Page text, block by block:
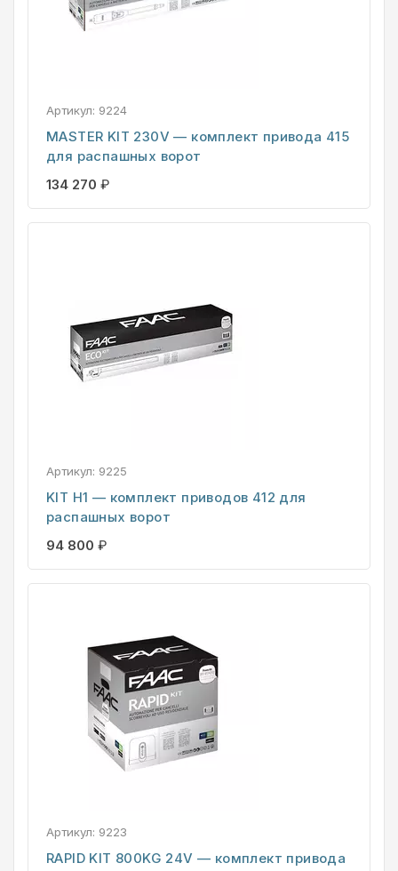
Артикул: 9224
MASTER KIT 230V — комплект привода 415
для распашных ворот
134 270 ₽
Артикул: 9225
KIT H1 — комплект приводов 412 для
распашных ворот
94 800 ₽
Артикул: 9223
RAPID KIT 800KG 24V — комплект привода